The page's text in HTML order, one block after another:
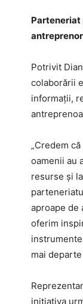
Potrivit
colaborării
informații,
„Credem
oamenii au
resurse și
aproape de
oferim
mai
inițiativa